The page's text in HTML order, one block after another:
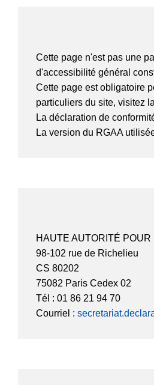
Cette page n'est pas une
d'accessibilité général
Cette page est obligatoire
particuliers du site, visitez la
La déclaration de
La version du RGAA
HAUTE AUTORITÉ
98-102 rue de Richelieu
CS 80202
75082 Paris Cedex 02
Tél : 01 86 21 94 70
Courriel :